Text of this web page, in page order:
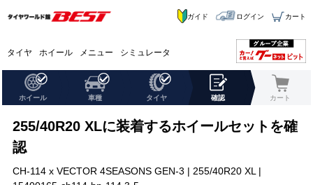
タイヤ ホイール メニュー シミュレータ
ガイド ログイン カート
ホイール 車種 タイヤ 確認 カート
255/40R20 XLに装着するホイールセットを確
認
CH-114 x VECTOR 4SEASONS GEN-3 | 255/40R20 XL |